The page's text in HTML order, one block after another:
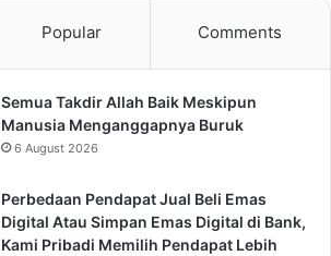
Popular Comments
Semua Takdir Allah Baik Meskipun
Manusia Menganggapnya Buruk
6 August 2026
Perbedaan Pendapat Jual Beli Emas
Digital Atau Simpan Emas Digital di Bank,
Kami Pribadi Memilih Pendapat Lebih